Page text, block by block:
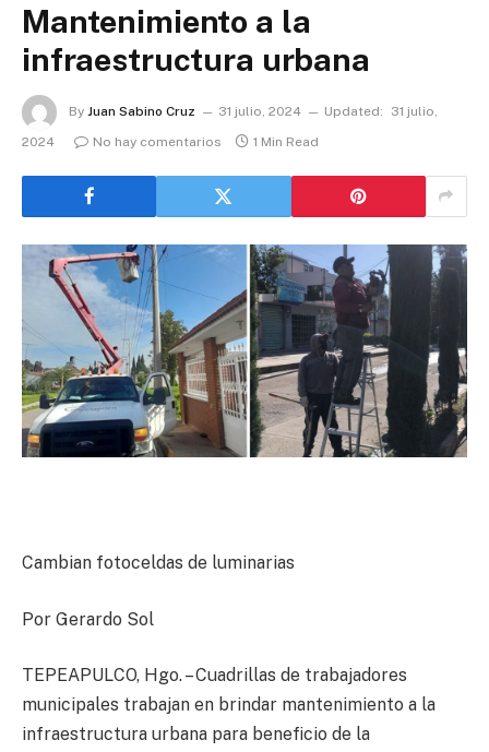
Mantenimiento a la
infraestructura urbana
By Juan Sabino Cruz 31 julio, 2024 Updated:
31 julio,
2024
No hay comentarios 1 Min Read
Cambian fotoceldas de luminarias
Por Gerardo Sol
TEPEAPULCO, Hgo. – Cuadrillas de trabajadores
municipales trabajan en brindar mantenimiento a la
infraestructura urbana para beneficio de la